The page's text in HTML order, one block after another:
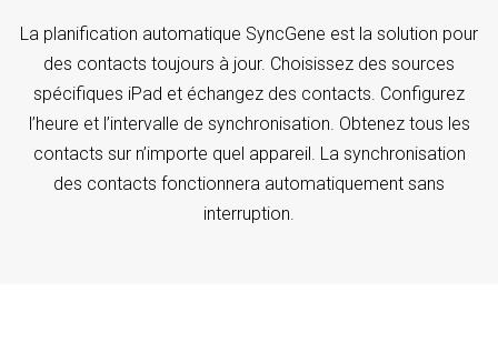
La planification automatique SyncGene est la solution pour
des contacts toujours à jour. Choisissez des sources
spécifiques iPad et échangez des contacts. Configurez
l’heure et l’intervalle de synchronisation. Obtenez tous les
contacts sur n’importe quel appareil. La synchronisation
des contacts fonctionnera automatiquement sans
interruption.